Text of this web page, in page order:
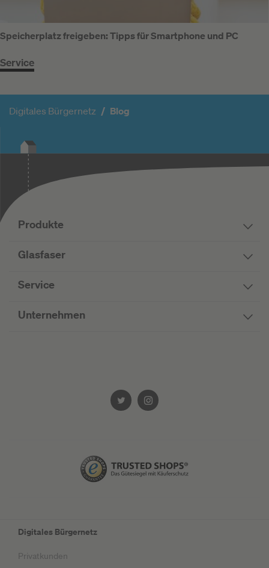
Speicherplatz freigeben: Tipps für Smartphone und PC
Service
Digitales Bürgernetz Blog
Produkte
Glasfaser
Service
Unternehmen
Digitales Bürgernetz
Privatkunden